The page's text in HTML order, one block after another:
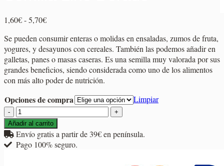
1,60€-5,70€Rango
precios:
desde
1,60€
hasta
5,70€
Se pueden consumir enteras o molidas en ensaladas, zumos de fruta,
yogures, y desayunos con cereales. También las podemos añadir en
galletas, panes o masas caseras. Es una semilla muy valorada por sus
grandes beneficios, siendo considerada como uno de los alimentos
con más alto poder de nutrición.
Opciones de compra
Limpiar
Semilla
Lino
Dorado
cantidad
Añadir al carrito
Envío gratis a partir de 39€ en península.
Pago 100% seguro.